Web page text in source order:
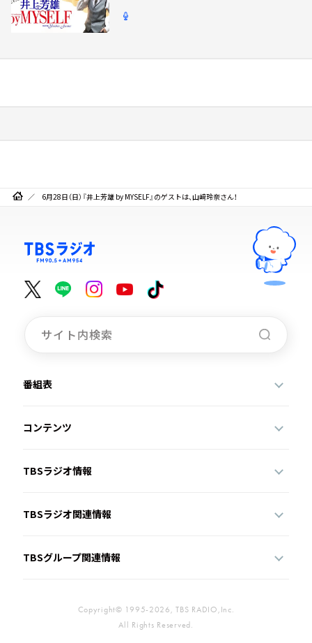
6月28日（日）『井上芳雄 by MYSELF』のゲストは、山﨑玲奈さん！
番組表
コンテンツ
TBSラジオ情報
TBSラジオ関連情報
TBSグループ関連情報
Copyright© 1995-2026, TBS RADIO,Inc.
All Rights Reserved.